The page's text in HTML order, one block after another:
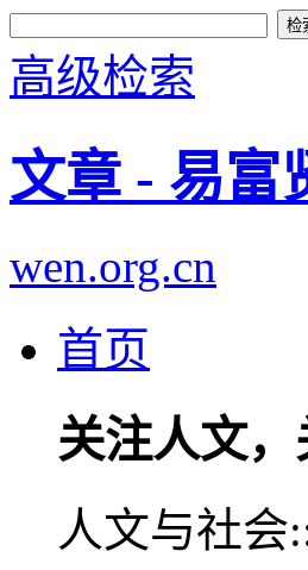
高级检索
文章 - 易富
wen.org.cn
首页
关注人文
人文与社会